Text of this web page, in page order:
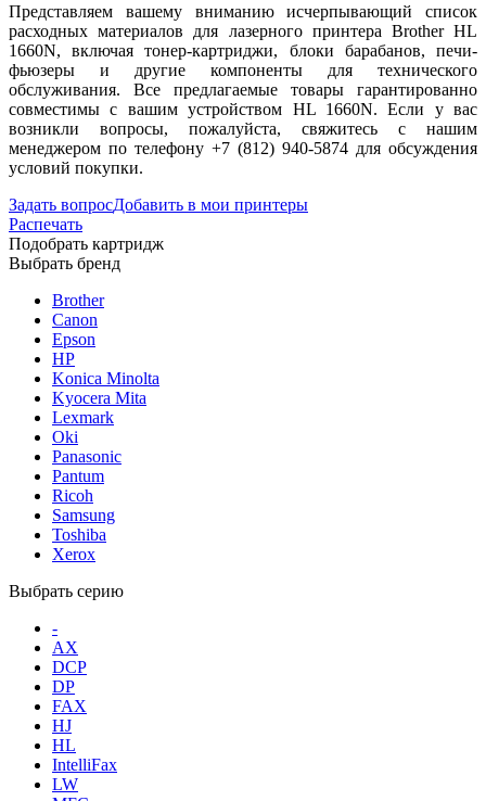
Представляем вашему вниманию исчерпывающий список
расходных материалов для лазерного принтера Brother HL
1660N, включая тонер-картриджи, блоки барабанов, печи-
фьюзеры и другие компоненты для технического
обслуживания. Все предлагаемые товары гарантированно
совместимы с вашим устройством HL 1660N. Если у вас
возникли вопросы, пожалуйста, свяжитесь с нашим
менеджером по телефону +7 (812) 940-5874 для обсуждения
условий покупки.
Задать вопросДобавить в мои принтеры
Распечать
Подобрать картридж
Выбрать бренд
Brother
Canon
Epson
HP
Konica Minolta
Kyocera Mita
Lexmark
Oki
Panasonic
Pantum
Ricoh
Samsung
Toshiba
Xerox
Выбрать серию
-
AX
DCP
DP
FAX
HJ
HL
IntelliFax
LW